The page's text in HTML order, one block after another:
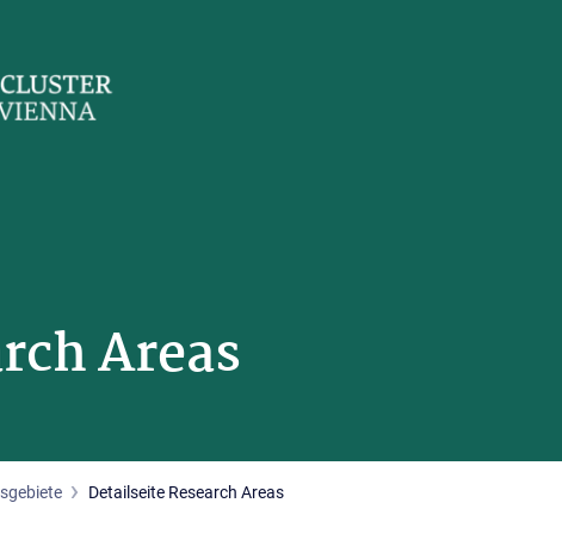
Areas
Detailseite Research Areas